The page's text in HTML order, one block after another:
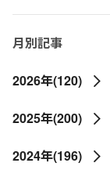
月別記事
2026年(120)
2025年(200)
2024年(196)